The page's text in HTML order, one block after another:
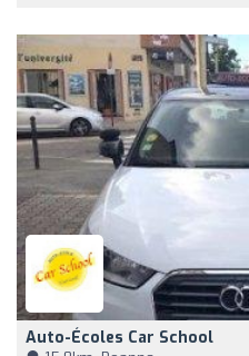
Auto-Écoles Car School